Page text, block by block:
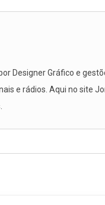
Designer Gráfico e
e rádios. Aqui no site